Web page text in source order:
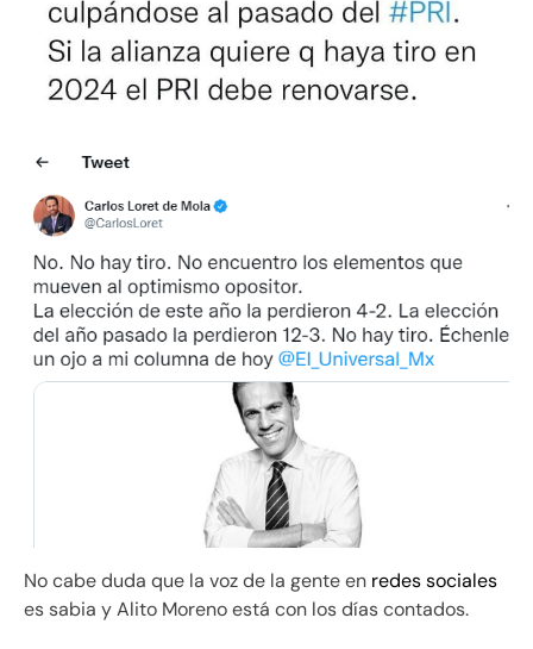
No cabe duda que la voz de la gente en redes sociales
es sabia y Alito Moreno está con los días contados.